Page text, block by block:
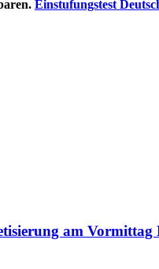
Einstufungstest
am Vormittag